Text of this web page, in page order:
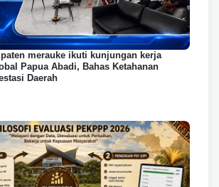
merauke ikuti kunjungan kerja
Papua Abadi, Bahas Ketahanan
Daerah